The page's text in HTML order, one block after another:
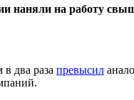
наняли на работу
два раза превысил